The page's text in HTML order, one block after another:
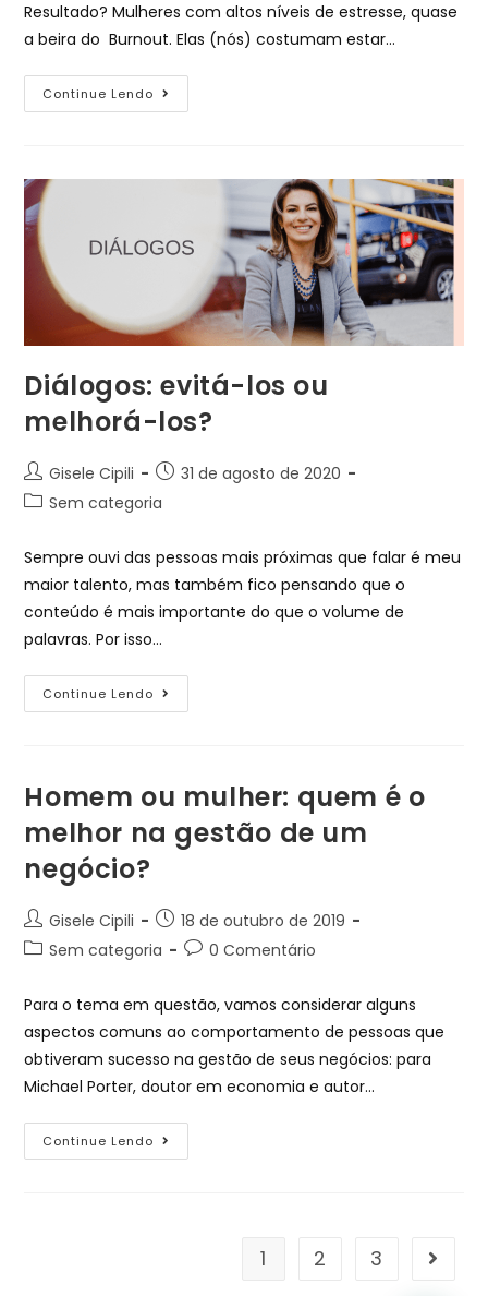
Resultado? Mulheres com altos níveis de estresse, quase
a beira do Burnout. Elas (nós) costumam estar…
Continue Lendo
Diálogos: evitá-los ou
melhorá-los?
Gisele Cipili
31 de agosto de 2020
Sem categoria
Sempre ouvi das pessoas mais próximas que falar é meu
maior talento, mas também fico pensando que o
conteúdo é mais importante do que o volume de
palavras. Por isso…
Continue Lendo
Homem ou mulher: quem é o
melhor na gestão de um
negócio?
Gisele Cipili
18 de outubro de 2019
Sem categoria
0 Comentário
Para o tema em questão, vamos considerar alguns
aspectos comuns ao comportamento de pessoas que
obtiveram sucesso na gestão de seus negócios: para
Michael Porter, doutor em economia e autor…
Continue Lendo
1 2 3